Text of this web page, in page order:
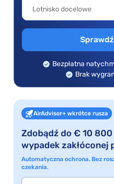
Bezpłatna
Brak
AirAdvisor+ wkrótce rusza
Zdobądź do € 10 800
wypadek zakłóconej
Automatyczna ochrona. Bez
czekania.